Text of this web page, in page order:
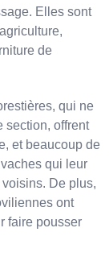
Elles sont
de
qui ne
section, offrent
et beaucoup de
qui leur
De plus,
ont
faire pousser